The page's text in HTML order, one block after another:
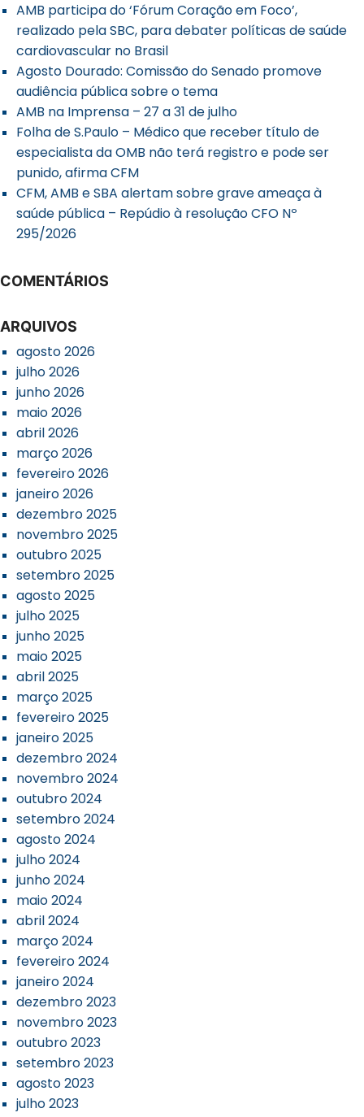
AMB participa do ‘Fórum Coração em Foco’,
realizado pela SBC, para debater políticas de saúde
cardiovascular no Brasil
Agosto Dourado: Comissão do Senado promove
audiência pública sobre o tema
AMB na Imprensa – 27 a 31 de julho
Folha de S.Paulo – Médico que receber título de
especialista da OMB não terá registro e pode ser
punido, afirma CFM
CFM, AMB e SBA alertam sobre grave ameaça à
saúde pública – Repúdio à resolução CFO Nº
295/2026
COMENTÁRIOS
ARQUIVOS
agosto 2026
julho 2026
junho 2026
maio 2026
abril 2026
março 2026
fevereiro 2026
janeiro 2026
dezembro 2025
novembro 2025
outubro 2025
setembro 2025
agosto 2025
julho 2025
junho 2025
maio 2025
abril 2025
março 2025
fevereiro 2025
janeiro 2025
dezembro 2024
novembro 2024
outubro 2024
setembro 2024
agosto 2024
julho 2024
junho 2024
maio 2024
abril 2024
março 2024
fevereiro 2024
janeiro 2024
dezembro 2023
novembro 2023
outubro 2023
setembro 2023
agosto 2023
julho 2023